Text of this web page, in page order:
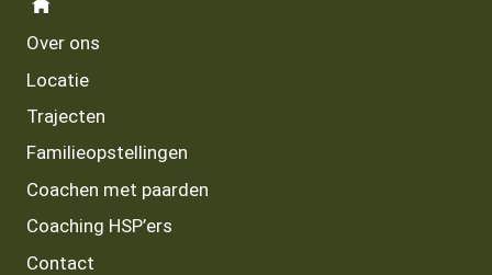
Over ons
Locatie
Trajecten
Familieopstellingen
Coachen met paarden
Coaching HSP’ers
Contact